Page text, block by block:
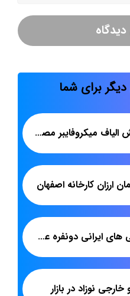
برای شما
خرید عمده بالش الیاف میکروفایبر مصنوعی
ارزان کارخانه اصفهان
صادرات روتختی های ایرانی دونفره عروس به ارمنستان
نوزاد در بازار